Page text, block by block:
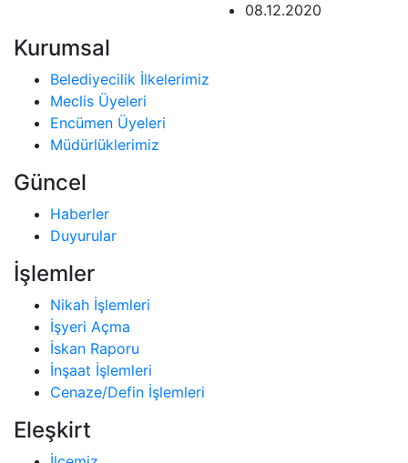
08.12.2020
Kurumsal
Belediyecilik İlkelerimiz
Meclis Üyeleri
Encümen Üyeleri
Müdürlüklerimiz
Güncel
Haberler
Duyurular
İşlemler
Nikah İşlemleri
İşyeri Açma
İskan Raporu
İnşaat İşlemleri
Cenaze/Defin İşlemleri
Eleşkirt